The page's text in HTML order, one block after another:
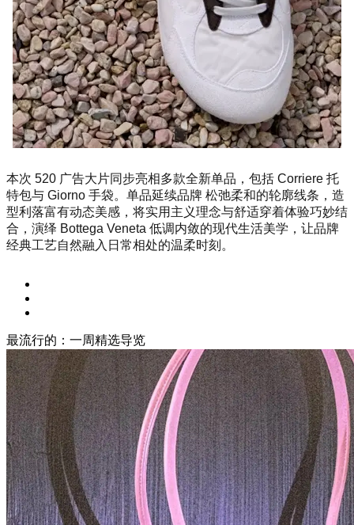
本次 520 广告大片同步亮相多款全新单品，包括 Corriere 托
特包与 Giorno 手袋。单品延续品牌 松弛柔和的轮廓线条，造
型利落富有动态美感，将实用主义理念与舒适穿着体验巧妙结
合，演绎 Bottega Veneta 低调内敛的现代生活美学，让品牌
经典工艺自然融入日常相处的温柔时刻。
最流行的：一周精选导览